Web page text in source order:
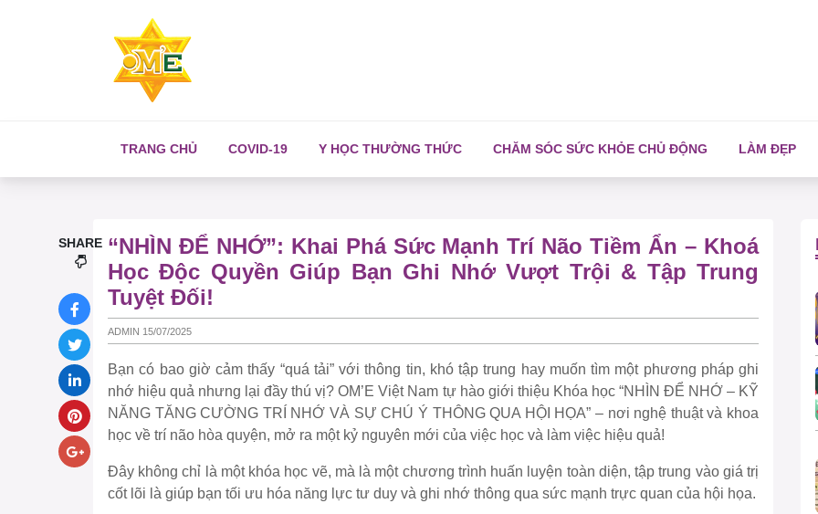
TRANG CHỦ COVID-19 Y HỌC THƯỜNG THỨC CHĂM SÓC SỨC KHỎE CHỦ ĐỘNG LÀM ĐẸP
“NHÌN ĐỂ NHỚ”: Khai Phá Sức Mạnh Trí Não Tiềm Ẩn – Khoá
Học Độc Quyền Giúp Bạn Ghi Nhớ Vượt Trội & Tập Trung
Tuyệt Đối!
ADMIN 15/07/2025
Bạn có bao giờ cảm thấy “quá tải” với thông tin, khó tập trung hay muốn tìm một phương pháp ghi
nhớ hiệu quả nhưng lại đầy thú vị? OM’E Việt Nam tự hào giới thiệu Khóa học “NHÌN ĐỂ NHỚ – KỸ
NĂNG TĂNG CƯỜNG TRÍ NHỚ VÀ SỰ CHÚ Ý THÔNG QUA HỘI HỌA” – nơi nghệ thuật và khoa
học về trí não hòa quyện, mở ra một kỷ nguyên mới của việc học và làm việc hiệu quả!
Đây không chỉ là một khóa học vẽ, mà là một chương trình huấn luyện toàn diện, tập trung vào giá trị
cốt lõi là giúp bạn tối ưu hóa năng lực tư duy và ghi nhớ thông qua sức mạnh trực quan của hội họa.
SHARE